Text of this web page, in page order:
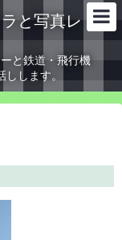
と写真レ
と鉄道・飛行機
します。